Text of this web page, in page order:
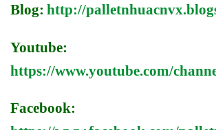
Blog: http://
Youtube:
https://www.youtube.com/
Facebook: